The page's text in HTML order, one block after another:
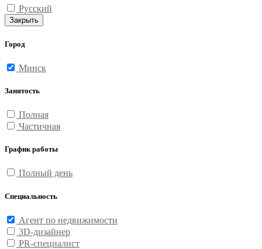
Русский
Закрыть
Город
Минск
Занятость
Полная
Частичная
График работы
Полный день
Специальность
Агент по недвижимости
3D-дизайнер
PR-специалист